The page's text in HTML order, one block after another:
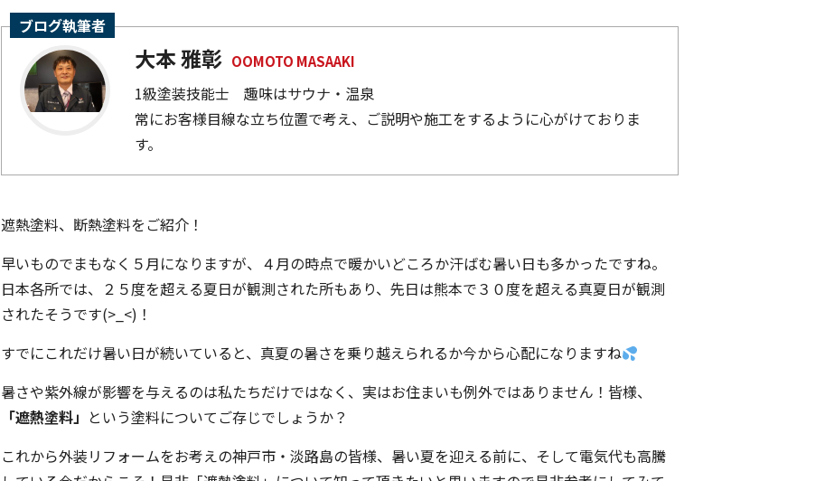
ブログ執筆者
大本 雅彰 OOMOTO MASAAKI
1級塗装技能士 趣味はサウナ・温泉
常にお客様目線な立ち位置で考え、ご説明や施工をするように心がけておりま
す。
遮熱塗料、断熱塗料をご紹介！
早いものでまもなく５月になりますが、４月の時点で暖かいどころか汗ばむ暑い日も多かったですね。
日本各所では、２５度を超える夏日が観測された所もあり、先日は熊本で３０度を超える真夏日が観測
されたそうです(>_<)！
すでにこれだけ暑い日が続いていると、真夏の暑さを乗り越えられるか今から心配になりますね
暑さや紫外線が影響を与えるのは私たちだけではなく、実はお住まいも例外ではありません！皆様、
「遮熱塗料」 という塗料についてご存じでしょうか？
これから外装リフォームをお考えの神戸市・淡路島の皆様、暑い夏を迎える前に、そして電気代も高騰